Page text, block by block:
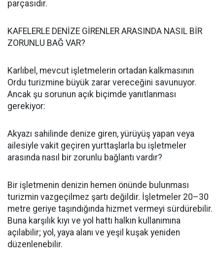
parçasıdır.
KAFELERLE DENİZE GİRENLER ARASINDA NASIL BİR
ZORUNLU BAĞ VAR?
Karlıbel, mevcut işletmelerin ortadan kalkmasının
Ordu turizmine büyük zarar vereceğini savunuyor.
Ancak şu sorunun açık biçimde yanıtlanması
gerekiyor:
Akyazı sahilinde denize giren, yürüyüş yapan veya
ailesiyle vakit geçiren yurttaşlarla bu işletmeler
arasında nasıl bir zorunlu bağlantı vardır?
Bir işletmenin denizin hemen önünde bulunması
turizmin vazgeçilmez şartı değildir. İşletmeler 20–30
metre geriye taşındığında hizmet vermeyi sürdürebilir.
Buna karşılık kıyı ve yol hattı halkın kullanımına
açılabilir; yol, yaya alanı ve yeşil kuşak yeniden
düzenlenebilir.